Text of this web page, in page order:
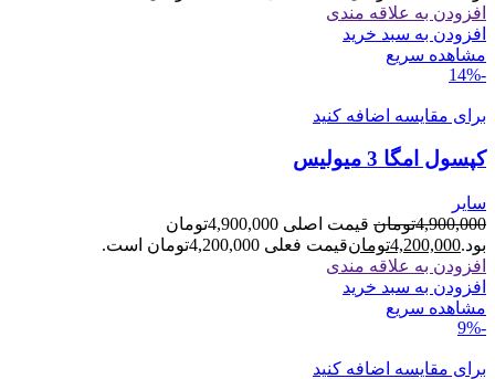
افزودن به علاقه مندی
افزودن به سبد خرید
مشاهده سریع
-14%
برای مقایسه اضافه کنید
کپسول امگا 3 میولیس
سایر
4,900,000تومان
قیمت اصلی 4,900,000تومان
بود.4,200,000تومانقیمت فعلی 4,200,000تومان است.
افزودن به علاقه مندی
افزودن به سبد خرید
مشاهده سریع
-9%
برای مقایسه اضافه کنید